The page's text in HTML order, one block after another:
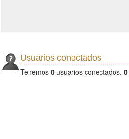
Usuarios conectados
Tenemos 0 usuarios conectados. 0